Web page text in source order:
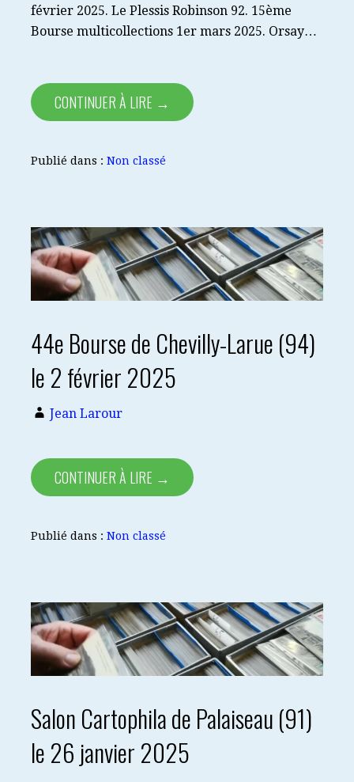
février 2025. Le Plessis Robinson 92. 15ème
Bourse multicollections 1er mars 2025. Orsay…
CONTINUER À LIRE →
Publié dans : Non classé
44e Bourse de Chevilly-Larue (94)
le 2 février 2025
Jean Larour
CONTINUER À LIRE →
Publié dans : Non classé
Salon Cartophila de Palaiseau (91)
le 26 janvier 2025